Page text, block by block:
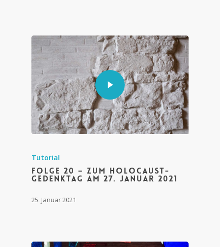
Tutorial
Folge 20 – Zum Holocaust-
Gedenktag am 27. Januar 2021
25. Januar 2021